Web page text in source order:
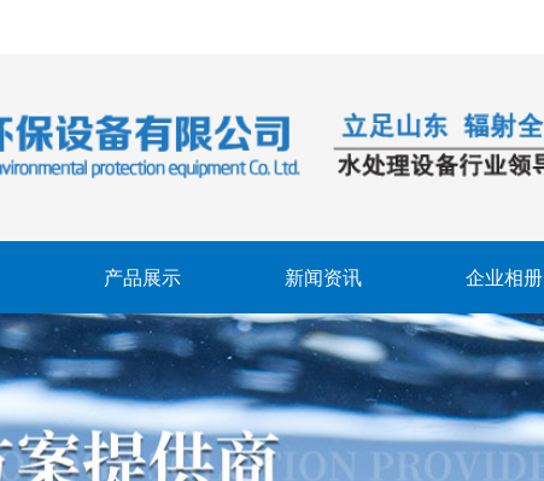
产品展示 新闻资讯 企业相册